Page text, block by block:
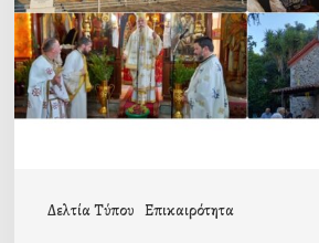
Δελτία Τύπου Επικαιρότητα
του
Σωτήρος
σε
Μεταμόρφωση